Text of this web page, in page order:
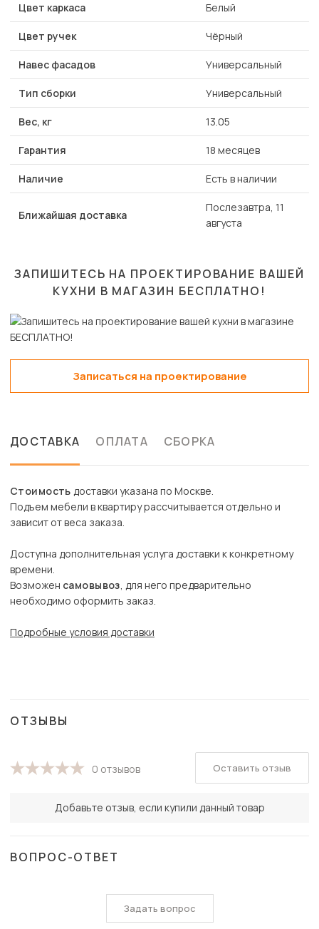
Цвет каркаса Белый
Цвет ручек Чёрный
Навес фасадов Универсальный
Тип сборки Универсальный
Вес, кг 13.05
Гарантия 18 месяцев
Наличие Есть в наличии
Ближайшая доставка
Послезавтра, 11
августа
ЗАПИШИТЕСЬ НА ПРОЕКТИРОВАНИЕ ВАШЕЙ
КУХНИ В МАГАЗИН БЕСПЛАТНО!
Записаться на проектирование
ДОСТАВКА ОПЛАТА СБОРКА
Стоимость доставки указана по Москве.
Подъем мебели в квартиру рассчитывается отдельно и
зависит от веса заказа.
Доступна дополнительная услуга доставки к конкретному
времени.
Возможен самовывоз, для него предварительно
необходимо оформить заказ.
Подробные условия доставки
ОТЗЫВЫ
0 отзывов
Добавьте отзыв, если купили данный товар
Оставить отзыв
ВОПРОС-ОТВЕТ
Задать вопрос